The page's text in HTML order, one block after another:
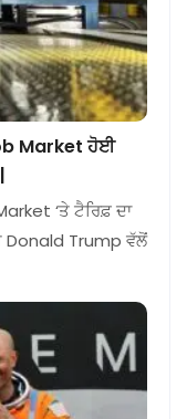
Market ਹੋਈ
‘ਤੇ ਟੈਰਿਫ਼ ਦਾ
Donald Trump ਵੱਲੋਂ